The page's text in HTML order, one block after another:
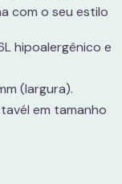
com o seu estilo
hipoalergênico e
(largura).
em tamanho